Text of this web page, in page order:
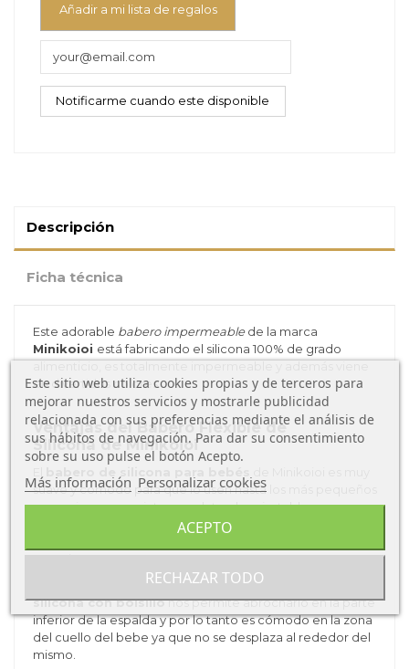
Añadir a mi lista de regalos
Descripción
Ficha técnica
Este adorable babero impermeablede la marca
Minikoioi está fabricando el silicona 100% de grado
en divertidos colores.
Ventajas del Babero Flexible de
Silicona de Minikoioi
suave y cómodo para que lo usen hasta los más pequeños
ya que incorpora cinturones laterales ajustable que nos
permite modificar su tamaño. Además incluye un bolsillo
ensucie.
El diseño de los cinturones que trae elbabero de
silicona con bolsillonos permite abrocharlo en la parte
inferior de la espalda y por lo tanto es cómodo en la zona
del cuello del bebe ya que no se desplaza al rededor del
mismo.
Este sitio web utiliza cookies propias y de terceros para
mejorar nuestros servicios y mostrarle publicidad
relacionada con sus preferencias mediante el análisis de
sus hábitos de navegación. Para dar su consentimiento
sobre su uso pulse el botón Acepto.
Más información Personalizar cookies
RECHAZAR TODO
ACEPTO